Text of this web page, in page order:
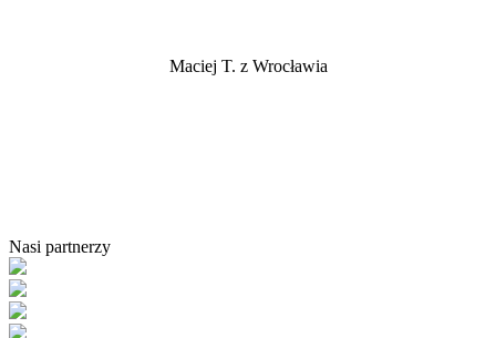
Maciej T. z Wrocławia
Nasi partnerzy